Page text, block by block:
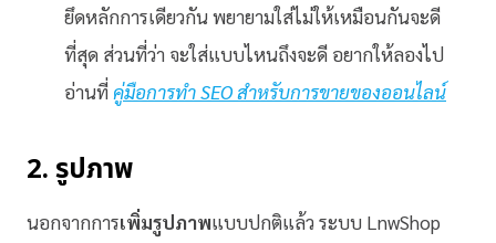
ยึดหลักการเดียวกัน พยายามใส่ไม่ให้เหมือนกันจะดี
ที่สุด ส่วนที่ว่า จะใส่แบบไหนถึงจะดี อยากให้ลองไป
อ่านที่ คู่มือการทำ SEO สำหรับการขายของออนไลน์
2. รูปภาพ
นอกจากการเพิ่มรูปภาพแบบปกติแล้ว ระบบ LnwShop